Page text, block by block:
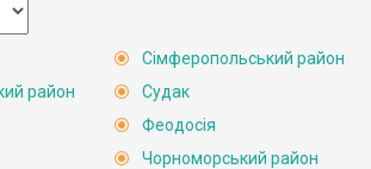
район
Сімферопольський район
Судак
Феодосія
Чорноморський район